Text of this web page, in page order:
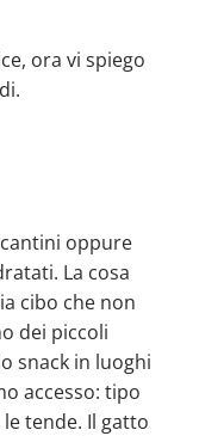
ora vi spiego
oppure
La cosa
cibo che non
dei piccoli
snack in luoghi
accesso: tipo
tende. Il gatto